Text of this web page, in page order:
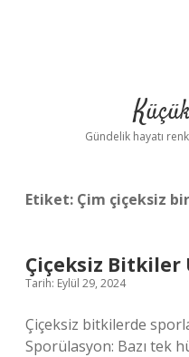
Gündelik hayatı
Etiket: Çim çiçeksiz
Çiçeksiz Bitkiler
Tarih: Eylül 29, 2024
Çiçeksiz bitkilerde
Sporülasyon: Bazı tek